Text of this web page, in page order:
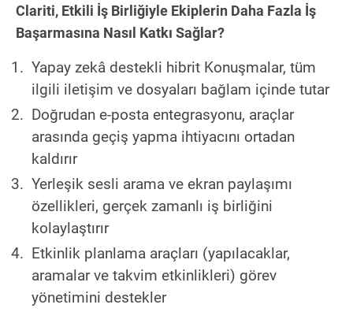
Clariti, Etkili İş Birliğiyle Ekiplerin Daha Fazla İş
Başarmasına Nasıl Katkı Sağlar?
Yapay zekâ destekli hibrit Konuşmalar, tüm
ilgili iletişim ve dosyaları bağlam içinde tutar
Doğrudan e-posta entegrasyonu, araçlar
arasında geçiş yapma ihtiyacını ortadan
kaldırır
Yerleşik sesli arama ve ekran paylaşımı
özellikleri, gerçek zamanlı iş birliğini
kolaylaştırır
Etkinlik planlama araçları (yapılacaklar,
aramalar ve takvim etkinlikleri) görev
yönetimini destekler